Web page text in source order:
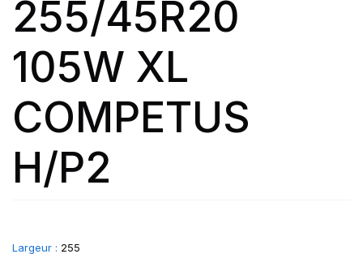
255/45R20
105W XL
COMPETUS
H/P2
Largeur : 255